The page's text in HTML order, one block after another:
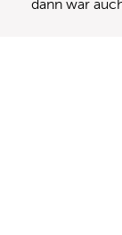
dann war